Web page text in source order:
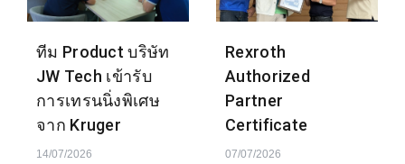
ทีม Product บริษัท
JW Tech เข้ารับ
การเทรนนิ่งพิเศษ
จาก Kruger
14/07/2026
Rexroth
Authorized
Partner
Certificate
07/07/2026